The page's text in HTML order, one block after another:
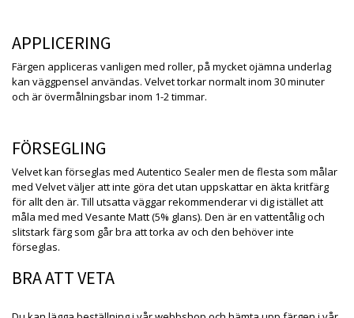
APPLICERING
Färgen appliceras vanligen med roller, på mycket ojämna underlag
kan väggpensel användas. Velvet torkar normalt inom 30 minuter
och är övermålningsbar inom 1-2 timmar.
FÖRSEGLING
Velvet kan förseglas med Autentico Sealer men de flesta som målar
med Velvet väljer att inte göra det utan uppskattar en äkta kritfärg
för allt den är. Till utsatta väggar rekommenderar vi dig istället att
måla med med Vesante Matt (5% glans). Den är en vattentålig och
slitstark färg som går bra att torka av och den behöver inte
förseglas.
BRA ATT VETA